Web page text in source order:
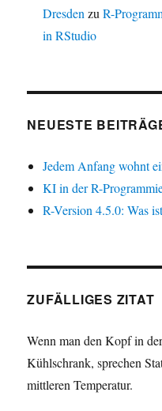
Dresden zuR-
in RStudio
NEUESTE
Jedem Anfang wohnt
KI in der R-
R-Version 4.5.0: Was
ZUFÄLLIGES ZITAT
Wenn man den Kopf in
Kühlschrank, sprechen
mittleren Temperatur.